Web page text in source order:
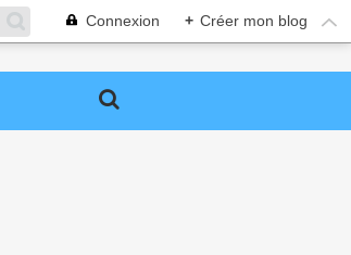
Connexion + Créer mon blog